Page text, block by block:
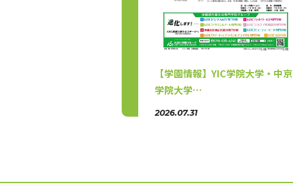
【学園情報】YIC学院大学・中京
学院大学…
2026.07.31